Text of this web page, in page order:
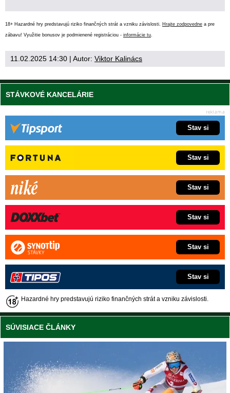
18+ Hazardné hry predstavujú riziko finančných strát a vzniku závislosti. Hrajte zodpovedne a pre
zábavu! Využitie bonusov je podmienené registráciou - informácie tu
11.02.2025 14:30 | Autor: Viktor Kalinács
STÁVKOVÉ KANCELÁRIE
Stav si
Stav si
Stav si
Stav si
Stav si
Stav si
Hazardné hry predstavujú riziko finančných strát a vzniku závislosti.
SÚVISIACE ČLÁNKY